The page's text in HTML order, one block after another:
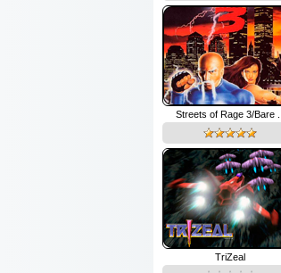
Streets of Rage 3/Bare ...
TriZeal